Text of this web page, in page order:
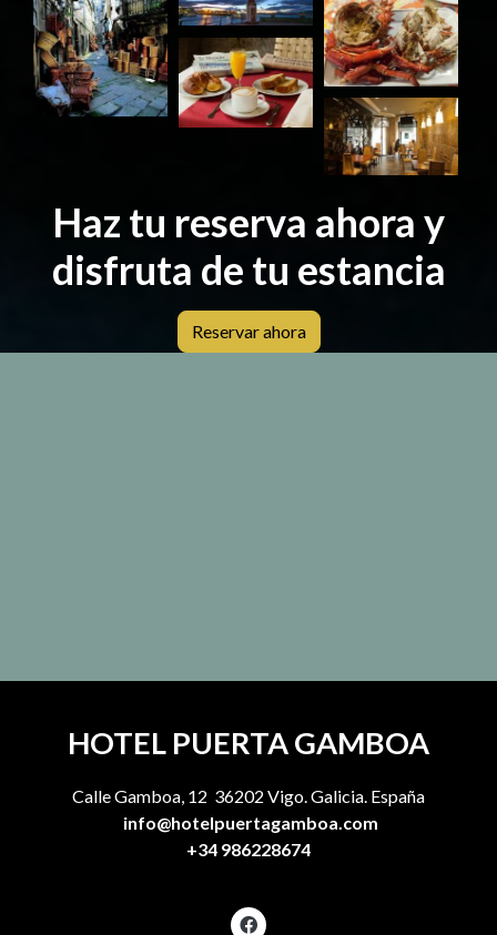
Haz tu reserva ahora y
disfruta de tu estancia
Reservar ahora
HOTEL PUERTA GAMBOA
Calle Gamboa, 12 36202 Vigo. Galicia. España
info@hotelpuertagamboa.com
+34 986228674